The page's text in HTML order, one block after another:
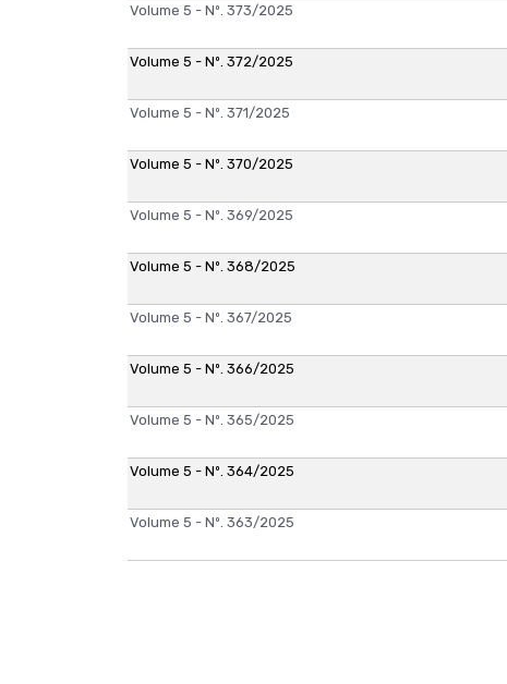
Volume 5 - Nº. 373/2025
Volume 5 - Nº. 372/2025
Volume 5 - Nº. 371/2025
Volume 5 - Nº. 370/2025
Volume 5 - Nº. 369/2025
Volume 5 - Nº. 368/2025
Volume 5 - Nº. 367/2025
Volume 5 - Nº. 366/2025
Volume 5 - Nº. 365/2025
Volume 5 - Nº. 364/2025
Volume 5 - Nº. 363/2025